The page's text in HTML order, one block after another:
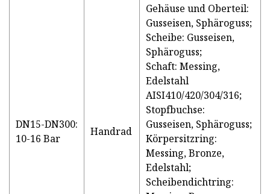
DN15-DN300:
10-16 Bar
Handrad
Gehäuse und Oberteil:
Gusseisen, Sphäroguss;
Scheibe: Gusseisen,
Sphäroguss;
Schaft: Messing,
Edelstahl
AISI410/420/304/316;
Stopfbuchse:
Gusseisen, Sphäroguss;
Körpersitzring:
Messing, Bronze,
Edelstahl;
Scheibendichtring: